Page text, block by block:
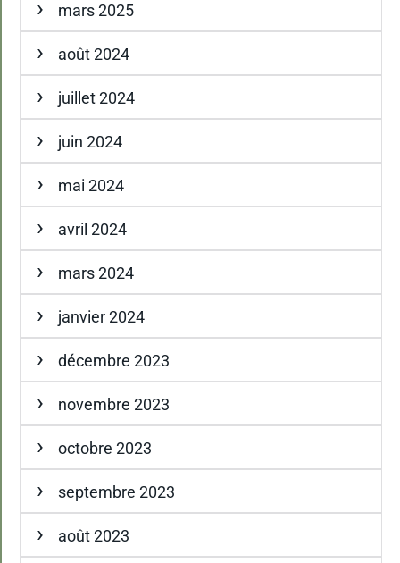
mars 2025
août 2024
juillet 2024
juin 2024
mai 2024
avril 2024
mars 2024
janvier 2024
décembre 2023
novembre 2023
octobre 2023
septembre 2023
août 2023